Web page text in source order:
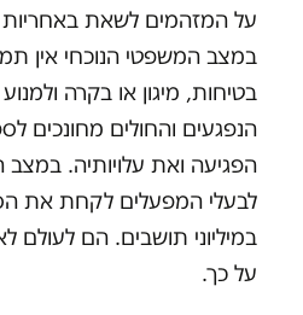
על המזהמים לשאת
במצב המשפטי הנוכחי אין
בטיחות, מיגון או בקרה
הנפגעים והחולים מחונכים
הפגיעה ואת עלויותיה. במצב
לבעלי המפעלים לקחת את
במיליוני תושבים. הם לעולם
על כך.